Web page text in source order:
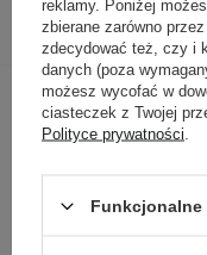
Inni klienci
reklamy. Poniżej
zbierane zarówno
zdecydować też, czy i
danych (poza
możesz wycofać w
ciasteczek z Twojej
Polityce prywatności
Funkcjonalne